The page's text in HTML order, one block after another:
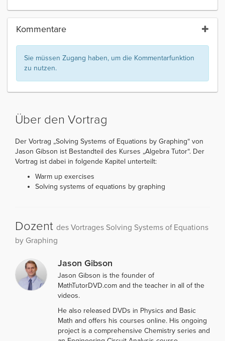
Kommentare
Sie müssen Zugang haben, um die Kommentarfunktion
zu nutzen.
Über den Vortrag
Der Vortrag „Solving Systems of Equations by Graphing“ von
Jason Gibson ist Bestandteil des Kurses „Algebra Tutor“. Der
Vortrag ist dabei in folgende Kapitel unterteilt:
Warm up exercises
Solving systems of equations by graphing
Dozent des Vortrages Solving Systems of Equations
by Graphing
Jason Gibson
Jason Gibson is the founder of
MathTutorDVD.com and the teacher in all of the
videos.
He also released DVDs in Physics and Basic
Math and offers his courses online. His ongoing
project is a comprehensive Chemistry series and